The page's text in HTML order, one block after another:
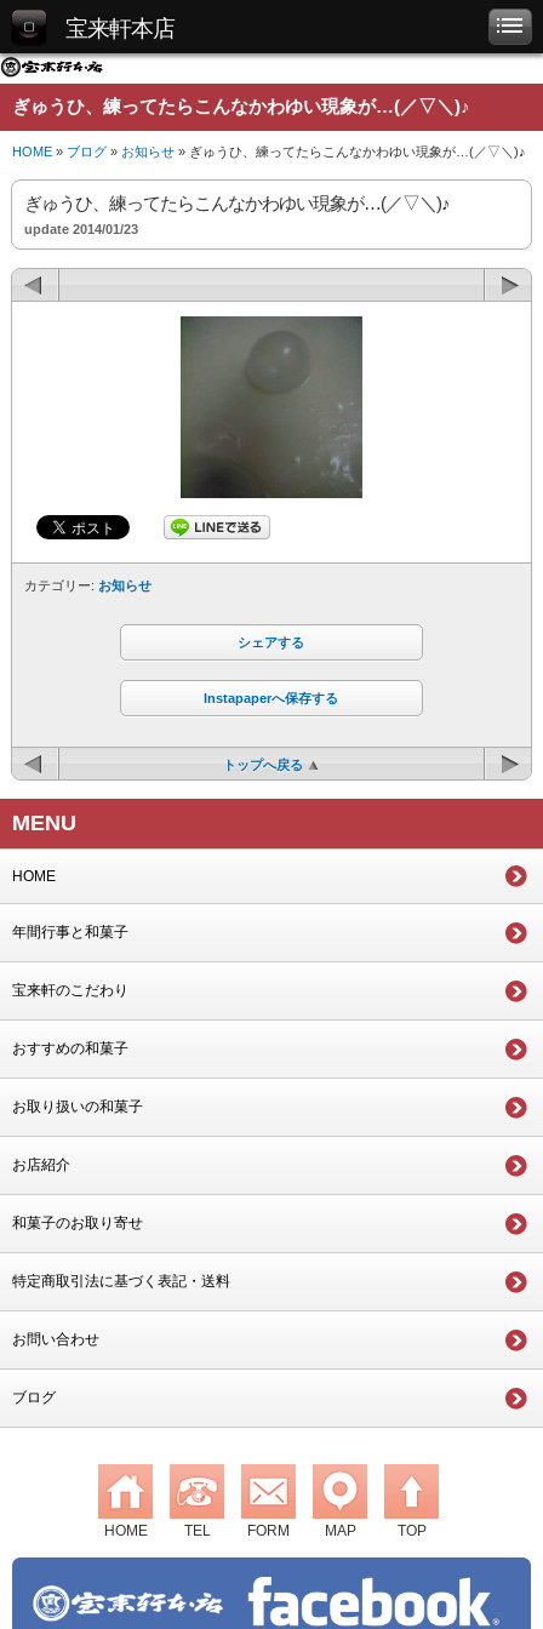
宝来軒本店
ぎゅうひ、練ってたらこんなかわゆい現象が…(／▽＼)♪
HOME » ブログ » お知らせ » ぎゅうひ、練ってたらこんなかわゆい現象が…(／▽＼)♪
ぎゅうひ、練ってたらこんなかわゆい現象が…(／▽＼)♪
update 2014/01/23
カテゴリー: お知らせ
シェアする
Instapaperへ保存する
トップへ戻る
MENU
HOME
年間行事と和菓子
宝来軒のこだわり
おすすめの和菓子
お取り扱いの和菓子
お店紹介
和菓子のお取り寄せ
特定商取引法に基づく表記・送料
お問い合わせ
ブログ
HOME TEL FORM MAP TOP